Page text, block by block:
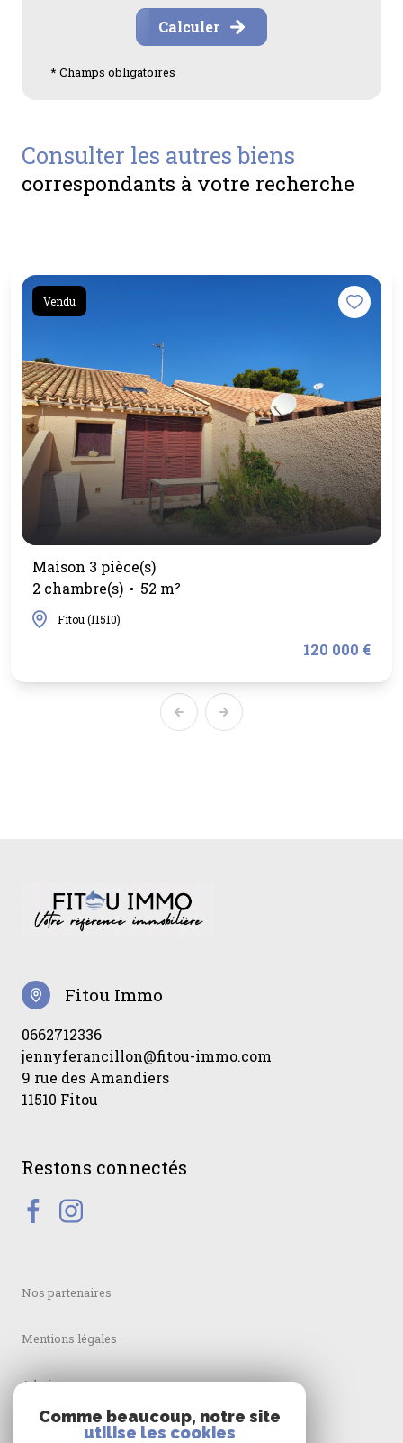
Calculer
* Champs obligatoires
consulter les autres biens
correspondants à votre recherche
Vendu
Maison 3 pièce(s)
2 chambre(s)
52 m²
Fitou (11510)
120 000 €
Fitou Immo
0662712336
jennyferancillon@fitou-immo.com
9 rue des Amandiers
11510 Fitou
Restons connectés
Nos partenaires
Mentions légales
Admin
Nos honoraires
Comme beaucoup, notre site
utilise les cookies